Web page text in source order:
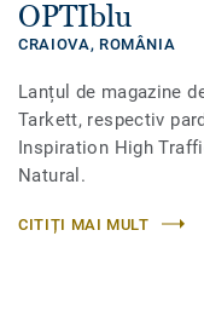
OPTIblu
CRAIOVA, ROMÂNIA
Lanțul de magazine
Tarkett, respectiv
Inspiration High
Natural.
CITIȚI MAI MULT